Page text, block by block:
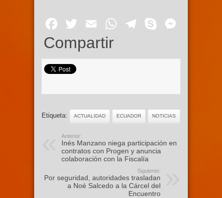
Facebook
Twitter
EmailWhatsApp
Telegram
Skype
Compartir
Etiqueta: ACTUALIDAD ECUADOR NOTICIAS
Anterior:
Inés Manzano niega participación en
contratos con Progen y anuncia
colaboración con la Fiscalía
Siguiente:
Por seguridad, autoridades trasladan
a Noé Salcedo a la Cárcel del
Encuentro